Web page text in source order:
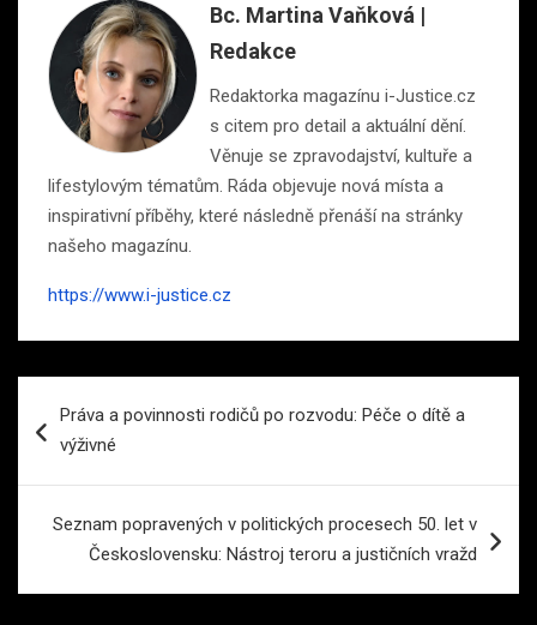
Bc. Martina Vaňková |
Redakce
Redaktorka magazínu i-Justice.cz
s citem pro detail a aktuální dění.
Věnuje se zpravodajství, kultuře a
lifestylovým tématům. Ráda objevuje nová místa a
inspirativní příběhy, které následně přenáší na stránky
našeho magazínu.
https://www.i-justice.cz
proPráva a povinnosti rodičů po rozvodu: Péče o dítě a
výživné
Seznam popravených v politických procesech 50. let v
Československu: Nástroj teroru a justičních vražd